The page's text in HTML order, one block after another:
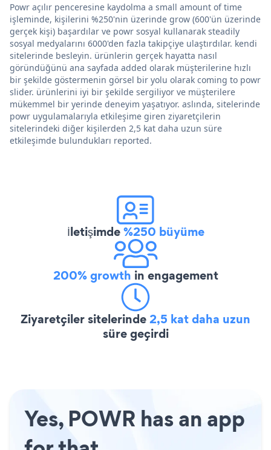
Powr açılır penceresine kaydolma a small amount of time
işleminde, kişilerini %250'nin üzerinde grow (600'ün üzerinde
gerçek kişi) başardılar ve powr sosyal kullanarak steadily
sosyal medyalarını 6000'den fazla takipçiye ulaştırdılar. kendi
sitelerinde besleyin. ürünlerin gerçek hayatta nasıl
göründüğünü ana sayfada added olarak müşterilerine hızlı
bir şekilde göstermenin görsel bir yolu olarak coming to powr
slider. ürünlerini iyi bir şekilde sergiliyor ve müşterilere
mükemmel bir yerinde deneyim yaşatıyor. aslında, sitelerinde
powr uygulamalarıyla etkileşime giren ziyaretçilerin
sitelerindeki diğer kişilerden 2,5 kat daha uzun süre
etkileşimde bulundukları reported.
İletişimde%250 büyüme
200% growth in engagement
Ziyaretçiler sitelerinde2,5 kat daha uzun
süre geçirdi
Yes, POWR has an app